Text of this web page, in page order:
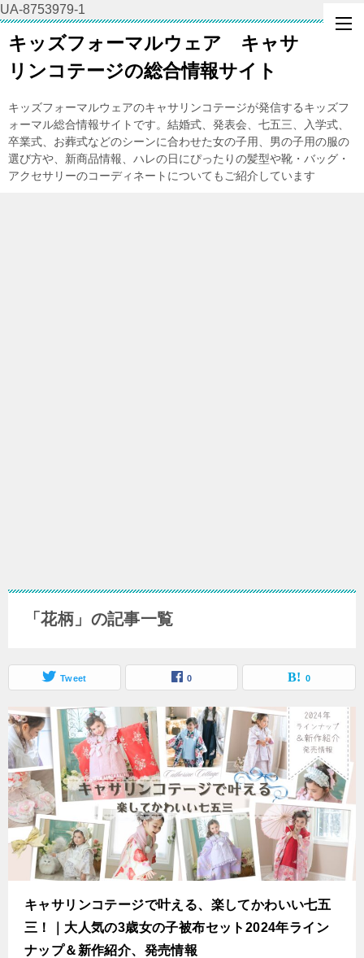
UA-8753979-1
キッズフォーマルウェア キャサ
リンコテージの総合情報サイト
キッズフォーマルウェアのキャサリンコテージが発信するキッズフ
ォーマル総合情報サイトです。結婚式、発表会、七五三、入学式、
卒業式、お葬式などのシーンに合わせた女の子用、男の子用の服の
選び方や、新商品情報、ハレの日にぴったりの髪型や靴・バッグ・
アクセサリーのコーディネートについてもご紹介しています
「花柄」の記事一覧
Tweet 0 0
キャサリンコテージで叶える、楽してかわいい七五
三！｜大人気の3歳女の子被布セット2024年ライン
ナップ＆新作紹介、発売情報